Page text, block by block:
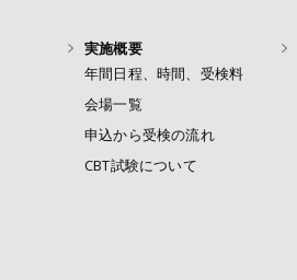
実施概要
年間日程、時間、受検料
会場一覧
申込から受検の流れ
CBT試験について